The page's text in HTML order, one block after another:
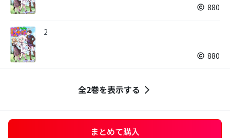
880
2
880
全2巻を表示する
まとめて購入